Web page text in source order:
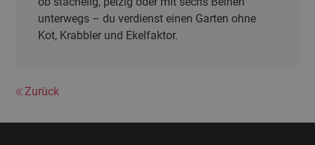
unterwegs – du verdienst einen Garten ohne
Kot, Krabbler und Ekelfaktor.
Zurück